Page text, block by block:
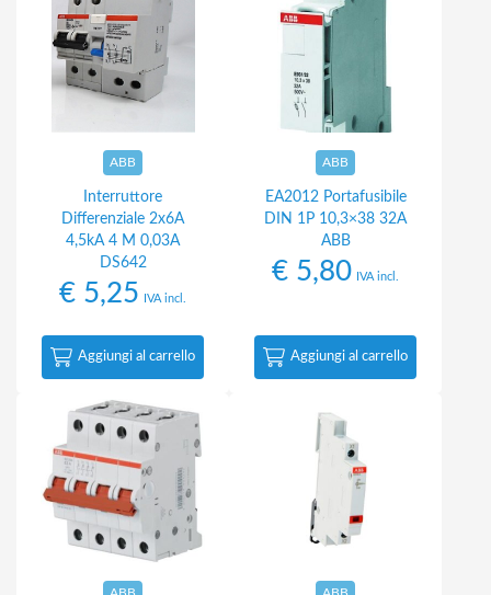
ABB
Interruttore
Differenziale 2x6A
4,5kA 4 M 0,03A
DS642
€ 5,25 IVA incl.
Aggiungi al carrello
ABB
EA2012 Portafusibile
DIN 1P 10,3×38 32A
ABB
€ 5,80 IVA incl.
Aggiungi al carrello